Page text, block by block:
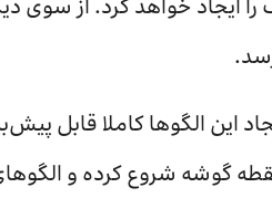
این الگوها کاملا قابل
را از یک نقطه گوشه شروع کرده و